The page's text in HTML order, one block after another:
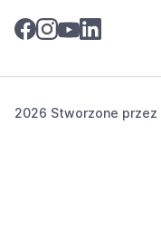
2026 Stworzone przez